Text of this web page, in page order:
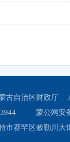
古自治区财政厅
蒙公网安
市赛罕区敕勒川